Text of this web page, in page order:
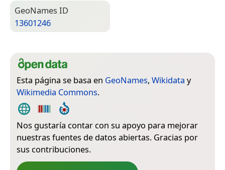
Geo­Names ID
13601246
Esta página se basa en GeoNames, Wikidata y
Wikimedia Commons.
Nos gustaría contar con su apoyo para mejorar
nuestras fuentes de datos abiertas. Gracias por
sus contribuciones.